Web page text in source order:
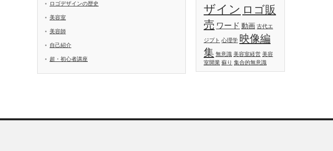
ロゴデザインの歴史
美容室
美容師
自己紹介
超・初心者講座
ザイン ロゴ販
売 ワード 動画 古代エ
ジプト 心理学 映像編
集 無意識 美容室経営 美容
室開業 蘇り 集合的無意識